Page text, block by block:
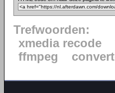
Trefwoorden:
xmedia recode
ffmpeg